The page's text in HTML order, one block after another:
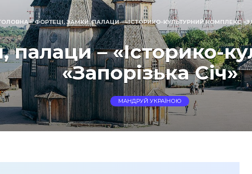
»ФОРТЕЦІ, ЗАМКИ, ПАЛАЦИ – «ІСТОРИКО-КУЛЬТУРНИЙ КОМПЛЕКС
палаци – «Історико-
«Запорізька Січ»
МАНДРУЙ УКРАЇНОЮ